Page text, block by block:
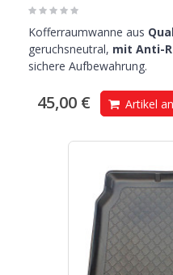
Kofferraumwanne aus
geruchsneutral, mit Anti-
sichere Aufbewahrung.
45,00 € Artikel